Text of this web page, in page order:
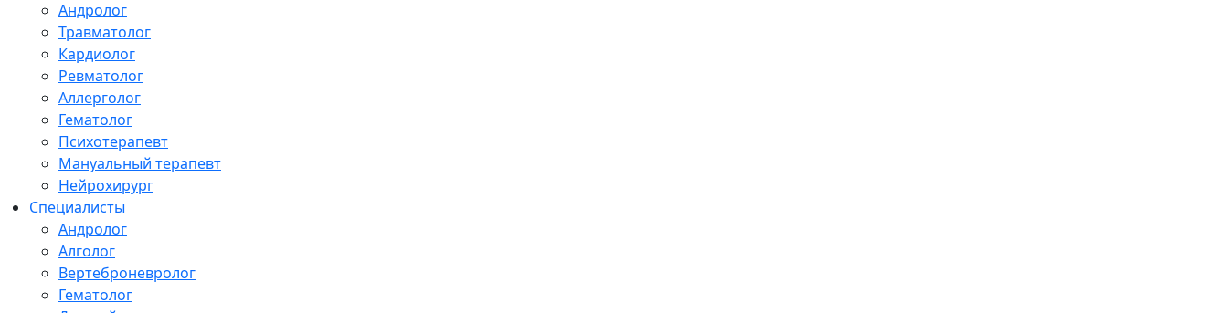
Андролог
Травматолог
Кардиолог
Ревматолог
Аллерголог
Гематолог
Психотерапевт
Мануальный терапевт
Нейрохирург
Специалисты
Андролог
Алголог
Вертеброневролог
Гематолог